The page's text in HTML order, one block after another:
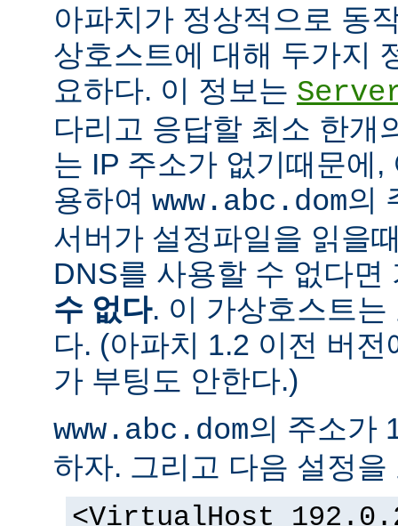
아파치가 정상적으로 동
상호스트에 대해 두가지
요하다. 이 정보는
다리고 응답할 최소 한개
는 IP 주소가 없기때문에
용하여 www.abc.dom의
서버가 설정파일을 읽을
DNS를 사용할 수 없다
수 없다. 이 가상호스트
다. (아파치 1.2 이전 버
가 부팅도 안한다.)
www.abc.dom의 주소가
하자. 그리고 다음 설정을
<VirtualHost